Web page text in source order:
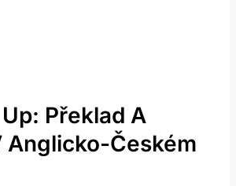
Překlad A
Anglicko-Českém